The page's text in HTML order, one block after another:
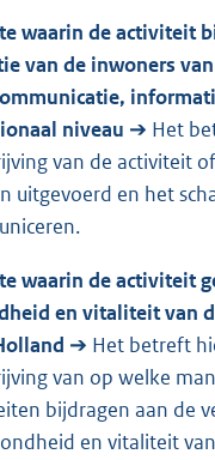
waarin de activiteit
van de inwoners
niveau ➔ Het
van de activiteit
uitgevoerd en het
waarin de activiteit
en vitaliteit van
➔ Het betreft
van op welke
bijdragen aan de
en vitaliteit